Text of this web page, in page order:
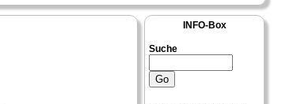
INFO-Box
Suche